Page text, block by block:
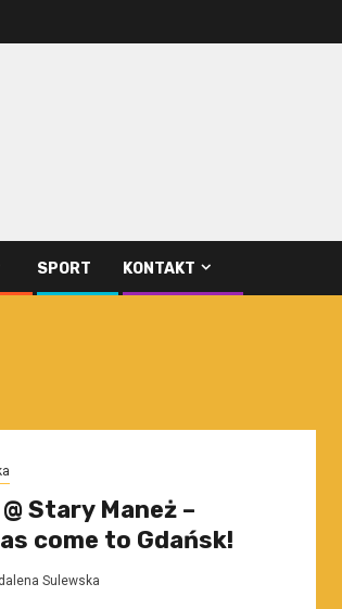
SPORT KONTAKT
Stary Maneż –
come to Gdańsk!
Sulewska